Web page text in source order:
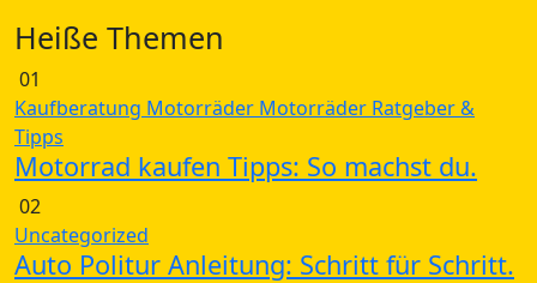
Heiße Themen
01
Kaufberatung Motorräder Motorräder Ratgeber &
Tipps
Motorrad kaufen Tipps: So machst du.
02
Uncategorized
Auto Politur Anleitung: Schritt für Schritt.